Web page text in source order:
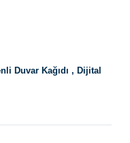
Duvar Kağıdı , Dijital